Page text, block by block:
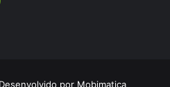
Desenvolvido por Mobimatica